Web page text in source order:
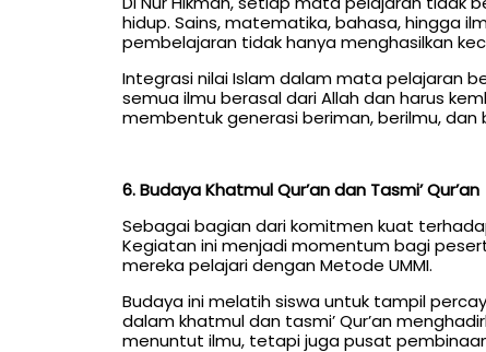
hidup. Sains, matematika, bahasa, hingga
pembelajaran tidak hanya menghasilkan
Integrasi nilai Islam dalam mata pelajaran
semua ilmu berasal dari Allah dan harus
membentuk generasi beriman, berilmu, dan
6. Budaya Khatmul Qur’an dan Tasmi’ Qur’an
Sebagai bagian dari komitmen kuat
Kegiatan ini menjadi momentum bagi
mereka pelajari dengan Metode UMMI.
Budaya ini melatih siswa untuk tampil
dalam khatmul dan tasmi’ Qur’an
menuntut ilmu, tetapi juga pusat